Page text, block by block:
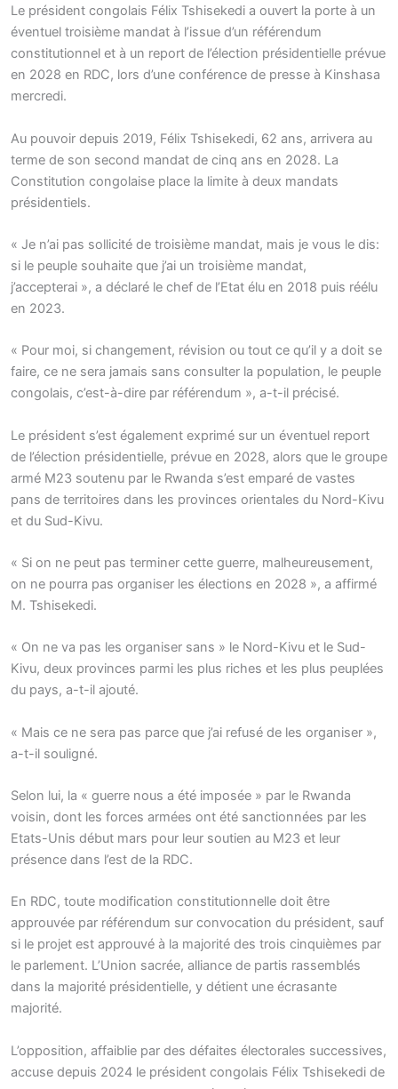
Le président congolais Félix Tshisekedi a ouvert la porte à un
éventuel troisième mandat à l’issue d’un référendum
constitutionnel et à un report de l’élection présidentielle prévue
en 2028 en RDC, lors d’une conférence de presse à Kinshasa
mercredi.
Au pouvoir depuis 2019, Félix Tshisekedi, 62 ans, arrivera au
terme de son second mandat de cinq ans en 2028. La
Constitution congolaise place la limite à deux mandats
présidentiels.
« Je n’ai pas sollicité de troisième mandat, mais je vous le dis:
si le peuple souhaite que j’ai un troisième mandat,
j’accepterai », a déclaré le chef de l’Etat élu en 2018 puis réélu
en 2023.
« Pour moi, si changement, révision ou tout ce qu’il y a doit se
faire, ce ne sera jamais sans consulter la population, le peuple
congolais, c’est-à-dire par référendum », a-t-il précisé.
Le président s’est également exprimé sur un éventuel report
de l’élection présidentielle, prévue en 2028, alors que le groupe
armé M23 soutenu par le Rwanda s’est emparé de vastes
pans de territoires dans les provinces orientales du Nord-Kivu
et du Sud-Kivu.
« Si on ne peut pas terminer cette guerre, malheureusement,
on ne pourra pas organiser les élections en 2028 », a affirmé
M. Tshisekedi.
« On ne va pas les organiser sans » le Nord-Kivu et le Sud-
Kivu, deux provinces parmi les plus riches et les plus peuplées
du pays, a-t-il ajouté.
« Mais ce ne sera pas parce que j’ai refusé de les organiser »,
a-t-il souligné.
Selon lui, la « guerre nous a été imposée » par le Rwanda
voisin, dont les forces armées ont été sanctionnées par les
Etats-Unis début mars pour leur soutien au M23 et leur
présence dans l’est de la RDC.
En RDC, toute modification constitutionnelle doit être
approuvée par référendum sur convocation du président, sauf
si le projet est approuvé à la majorité des trois cinquièmes par
le parlement. L’Union sacrée, alliance de partis rassemblés
dans la majorité présidentielle, y détient une écrasante
majorité.
L’opposition, affaiblie par des défaites électorales successives,
accuse depuis 2024 le président congolais Félix Tshisekedi de